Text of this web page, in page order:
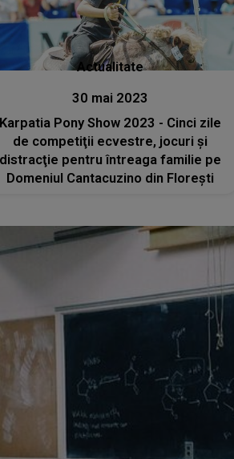
Actualitate
30 mai 2023
Karpatia Pony Show 2023 - Cinci zile
de competiţii ecvestre, jocuri şi
distracţie pentru întreaga familie pe
Domeniul Cantacuzino din Floreşti